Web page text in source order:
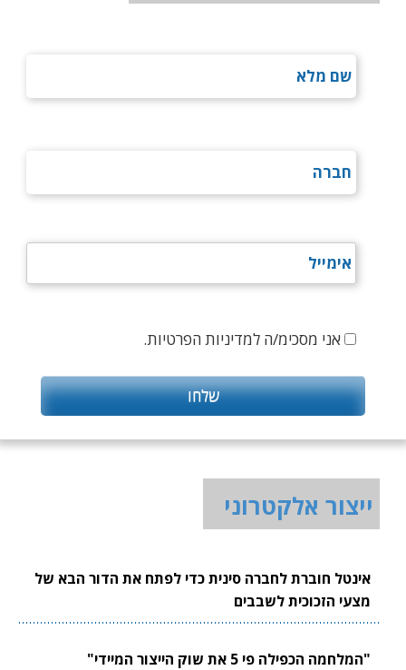
אני מסכימ/ה למדיניות הפרטיות.
ייצור אלקטרוני
אינטל חוברת לחברה סינית כדי לפתח את הדור הבא של
מצעי הזכוכית לשבבים
"המלחמה הכפילה פי 5 את שוק הייצור המיידי"